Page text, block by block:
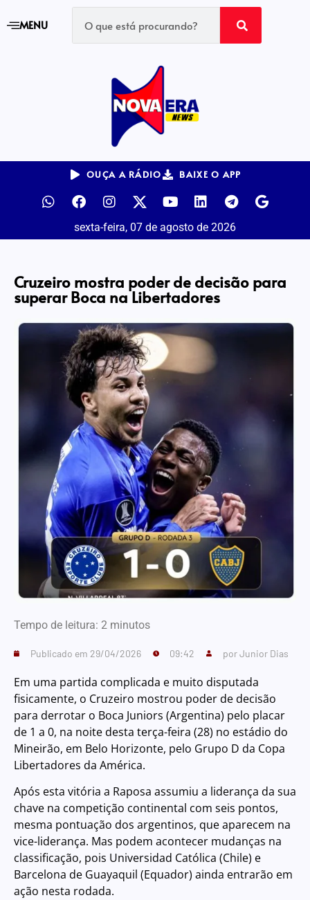
MENU
OUÇA A RÁDIO BAIXE O APP
sexta-feira, 07 de agosto de 2026
Cruzeiro mostra poder de decisão para
superar Boca na Libertadores
Tempo de leitura: 2 minutos
Publicado em 29/04/2026 09:42 porJunior Dias
Em uma partida complicada e muito disputada
fisicamente, o Cruzeiro mostrou poder de decisão
para derrotar o Boca Juniors (Argentina) pelo placar
de 1 a 0, na noite desta terça-feira (28) no estádio do
Mineirão, em Belo Horizonte, pelo Grupo D da Copa
Libertadores da América.
Após esta vitória a Raposa assumiu a liderança da sua
chave na competição continental com seis pontos,
mesma pontuação dos argentinos, que aparecem na
vice-liderança. Mas podem acontecer mudanças na
classificação, pois Universidad Católica (Chile) e
Barcelona de Guayaquil (Equador) ainda entrarão em
ação nesta rodada.